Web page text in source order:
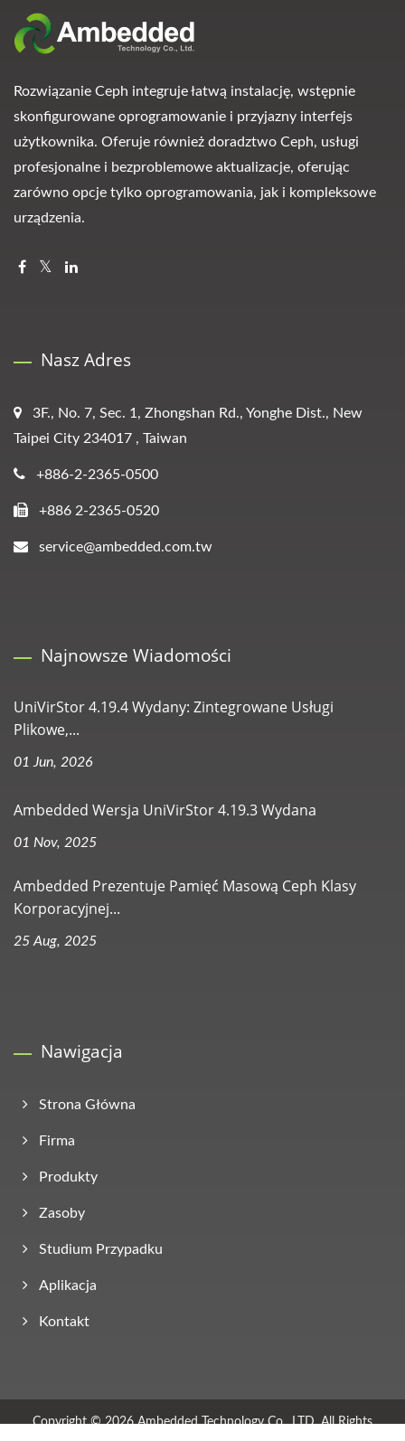
Rozwiązanie Ceph integruje łatwą instalację, wstępnie
skonfigurowane oprogramowanie i przyjazny interfejs
użytkownika. Oferuje również doradztwo Ceph, usługi
profesjonalne i bezproblemowe aktualizacje, oferując
zarówno opcje tylko oprogramowania, jak i kompleksowe
urządzenia.
Nasz Adres
3F., No. 7, Sec. 1, Zhongshan Rd., Yonghe Dist., New
Taipei City 234017 , Taiwan
+886-2-2365-0500
+886 2-2365-0520
service@ambedded.com.tw
Najnowsze Wiadomości
UniVirStor 4.19.4 Wydany: Zintegrowane Usługi
Plikowe,...
01 Jun, 2026
Ambedded Wersja UniVirStor 4.19.3 Wydana
01 Nov, 2025
Ambedded Prezentuje Pamięć Masową Ceph Klasy
Korporacyjnej...
25 Aug, 2025
Nawigacja
Strona Główna
Firma
Produkty
Zasoby
Studium Przypadku
Aplikacja
Kontakt
Copyright © 2026Ambedded Technology Co., LTD.All Rights